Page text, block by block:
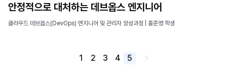
안정적으로 대처하는 데브옵스 엔지니어
클라우드 데브옵스(DevOps) 엔지니어 및 관리자 양성과정 | 홍준영 학생
1 2 3 4 5